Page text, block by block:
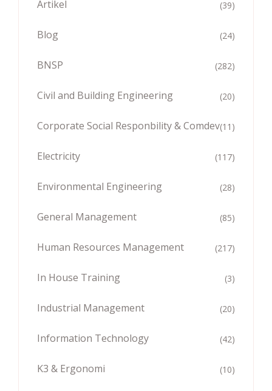
Artikel (39)
Blog (24)
BNSP (282)
Civil and Building Engineering (20)
Corporate Social Responbility & Comdev(11)
Electricity (117)
Environmental Engineering (28)
General Management (85)
Human Resources Management (217)
In House Training (3)
Industrial Management (20)
Information Technology (42)
K3 & Ergonomi (10)